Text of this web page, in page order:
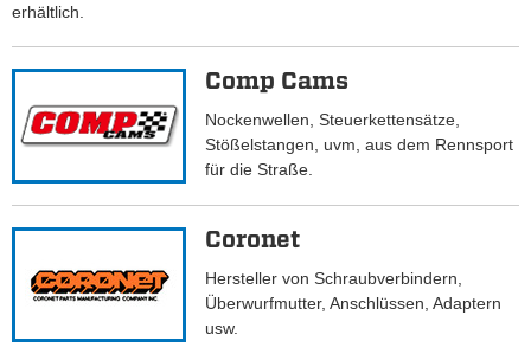
erhältlich.
Comp Cams
Nockenwellen, Steuerkettensätze,
Stößelstangen, uvm, aus dem Rennsport
für die Straße.
Coronet
Hersteller von Schraubverbindern,
Überwurfmutter, Anschlüssen, Adaptern
usw.